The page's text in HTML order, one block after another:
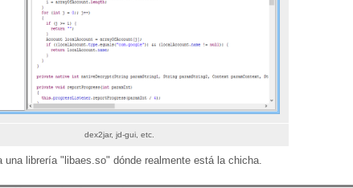
dex2jar, jd-gui, etc.
una librería "libaes.so" dónde realmente está la chicha.